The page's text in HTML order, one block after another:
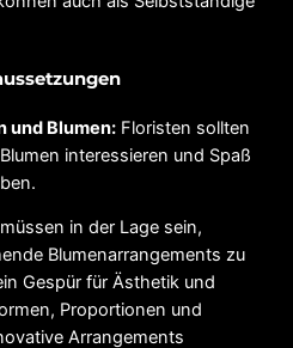
und Blumen: Floristen sollten
interessieren und Spaß
in der Lage sein,
Blumenarrangements zu
Gespür für Ästhetik und
Proportionen und
Arrangements